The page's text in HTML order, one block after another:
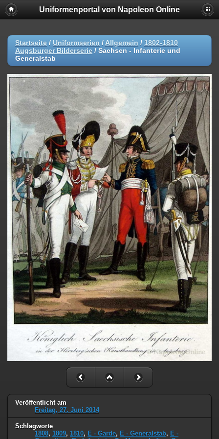
Uniformenportal von Napoleon Online
Startseite / Uniformserien / Allgemein / 1802-1810
Augsburger Bilderserie / Sachsen - Infanterie und
Generalstab
Veröffentlicht am
Freitag, 27. Juni 2014
Schlagworte
1808, 1809, 1810, E - Garde, E - Generalstab, E -